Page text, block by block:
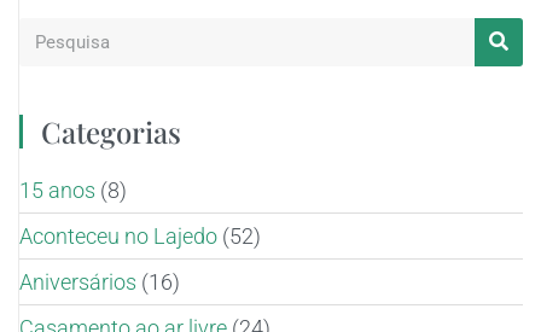
Categorias
15 anos (8)
Aconteceu no Lajedo (52)
Aniversários (16)